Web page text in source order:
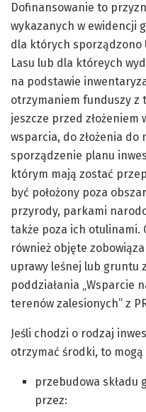
Dofinansowanie to
wykazanych w ewidencji
dla których sporządzono
Lasu lub dla któreych
na podstawie
otrzymaniem funduszy z
jeszcze przed złożeniem
wsparcia, do złożenia do
sporządzenie planu
którym mają zostać
być położony poza
przyrody, parkami
także poza ich otulinami.
również objęte
uprawy leśnej lub gruntu
poddziałania „Wsparcie
terenów zalesionych” z
Jeśli chodzi o rodzaj
otrzymać środki, to mogą
przebudowa składu
przez: